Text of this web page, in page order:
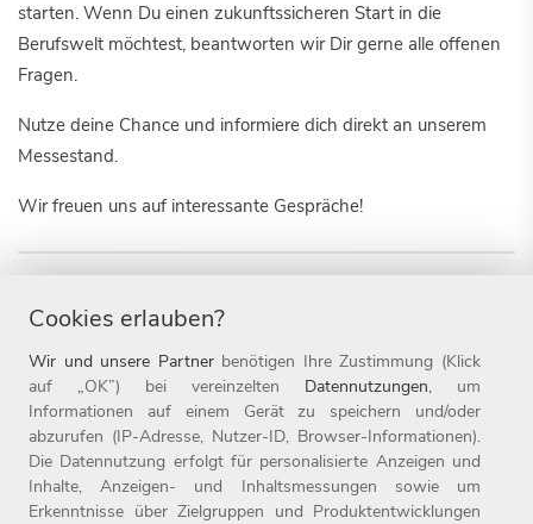
starten. Wenn Du einen zukunftssicheren Start in die
Berufswelt möchtest, beantworten wir Dir gerne alle offenen
Fragen.
Nutze deine Chance und informiere dich direkt an unserem
Messestand.
Wir freuen uns auf interessante Gespräche!
Cookies erlauben?
Wir und unsere Partnerbenötigen Ihre Zustimmung (Klick
auf „OK”) bei vereinzelten Datennutzungen, um
Informationen auf einem Gerät zu speichern und/oder
abzurufen (IP-Adresse, Nutzer-ID, Browser-Informationen).
Die Datennutzung erfolgt für personalisierte Anzeigen und
Inhalte, Anzeigen- und Inhaltsmessungen sowie um
Erkenntnisse über Zielgruppen und Produktentwicklungen